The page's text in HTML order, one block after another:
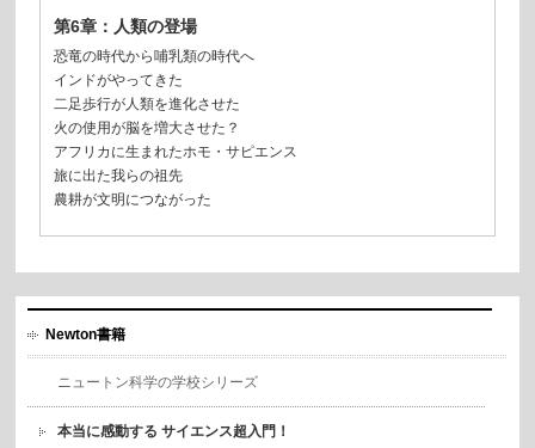
第6章：人類の登場
恐竜の時代から哺乳類の時代へ
インドがやってきた
二足歩行が人類を進化させた
火の使用が脳を増大させた？
アフリカに生まれたホモ・サピエンス
旅に出た我らの祖先
農耕が文明につながった
Newton書籍
ニュートン科学の学校シリーズ
本当に感動する サイエンス超入門！